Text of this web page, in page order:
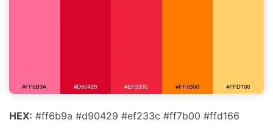
HEX: #ff6b9a #d90429 #ef233c #ff7b00 #ffd166